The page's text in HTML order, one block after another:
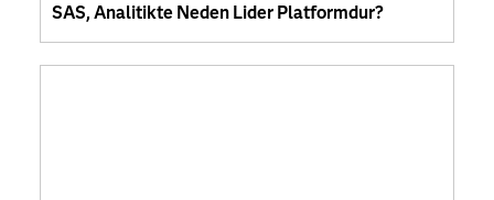
SAS, Analitikte Neden Lider Platformdur?